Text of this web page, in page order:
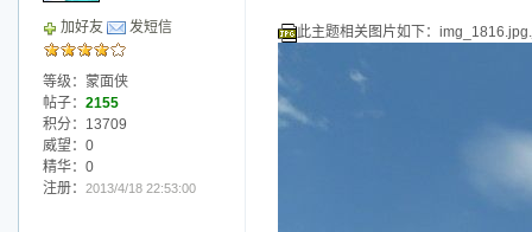
加好友 发短信
等级：蒙面侠
帖子： 2155
积分：13709
威望：0
精华：0
注册： 2013/4/18 22:53:00
此主题相关图片如下：